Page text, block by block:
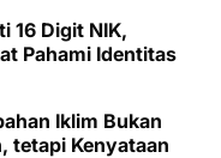
16 Digit NIK,
Pahami Identitas
Iklim Bukan
tetapi Kenyataan